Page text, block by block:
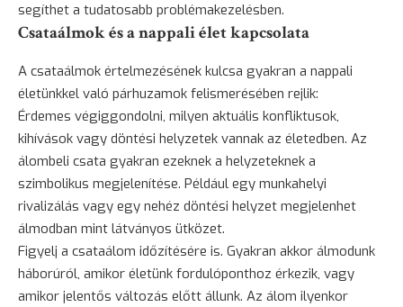
segíthet a tudatosabb problémakezelésben.
Csataálmok és a nappali élet kapcsolata
A csataálmok értelmezésének kulcsa gyakran a nappali
életünkkel való párhuzamok felismerésében rejlik:
Érdemes végiggondolni, milyen aktuális konfliktusok,
kihívások vagy döntési helyzetek vannak az életedben. Az
álombeli csata gyakran ezeknek a helyzeteknek a
szimbolikus megjelenítése. Például egy munkahelyi
rivalizálás vagy egy nehéz döntési helyzet megjelenhet
álmodban mint látványos ütközet.
Figyelj a csataálom időzítésére is. Gyakran akkor álmodunk
háborúról, amikor életünk fordulóponthoz érkezik, vagy
amikor jelentős változás előtt állunk. Az álom ilyenkor